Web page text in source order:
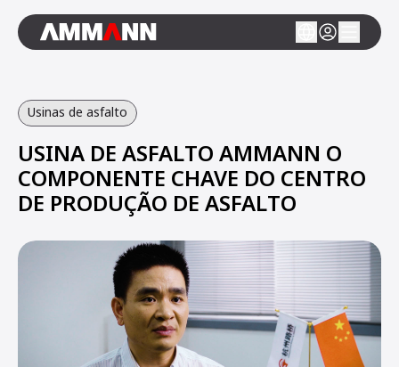
Usinas de asfalto
USINA DE ASFALTO AMMANN O
COMPONENTE CHAVE DO CENTRO
DE PRODUÇÃO DE ASFALTO